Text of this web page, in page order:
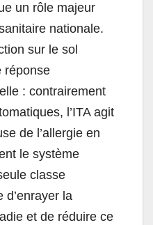
un rôle majeur
nationale.
sur le sol
réponse
: contrairement
l’ITA agit
de l’allergie en
le système
classe
d’enrayer la
et de réduire ce